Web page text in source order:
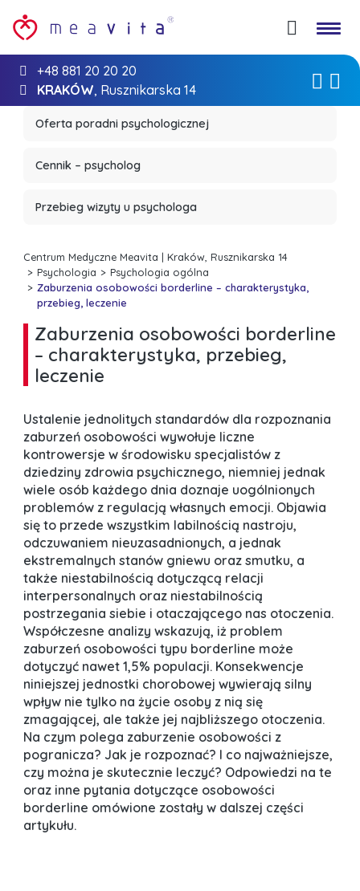
+48 881 20 20 20
KRAKÓW, Rusznikarska 14
Oferta poradni psychologicznej
Cennik – psycholog
Przebieg wizyty u psychologa
Centrum Medyczne Meavita | Kraków, Rusznikarska 14
Psychologia
Psychologia ogólna
Zaburzenia osobowości borderline – charakterystyka,
przebieg, leczenie
Zaburzenia osobowości borderline
– charakterystyka, przebieg,
leczenie
Ustalenie jednolitych standardów dla rozpoznania
zaburzeń osobowości wywołuje liczne
kontrowersje w środowisku specjalistów z
dziedziny zdrowia psychicznego, niemniej jednak
wiele osób każdego dnia doznaje uogólnionych
problemów z regulacją własnych emocji. Objawia
się to przede wszystkim labilnością nastroju,
odczuwaniem nieuzasadnionych, a jednak
ekstremalnych stanów gniewu oraz smutku, a
także niestabilnością dotyczącą relacji
interpersonalnych oraz niestabilnością
postrzegania siebie i otaczającego nas otoczenia.
Współczesne analizy wskazują, iż problem
zaburzeń osobowości typu borderline może
dotyczyć nawet 1,5% populacji. Konsekwencje
niniejszej jednostki chorobowej wywierają silny
wpływ nie tylko na życie osoby z nią się
zmagającej, ale także jej najbliższego otoczenia.
Na czym polega zaburzenie osobowości z
pogranicza? Jak je rozpoznać? I co najważniejsze,
czy można je skutecznie leczyć? Odpowiedzi na te
oraz inne pytania dotyczące osobowości
borderline omówione zostały w dalszej części
artykułu.